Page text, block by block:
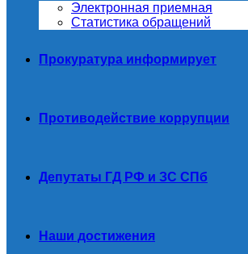
Электронная приемная
Статистика обращений
Прокуратура информирует
Противодействие коррупции
Депутаты ГД РФ и ЗС СПб
Наши достижения